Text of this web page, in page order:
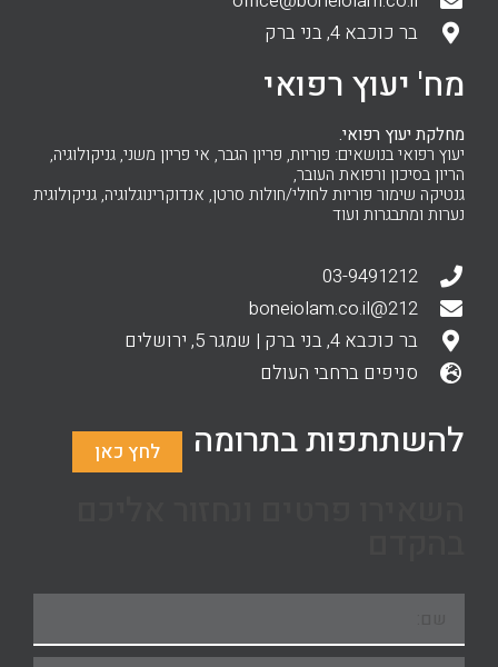
בר כוכבא 4, בני ברק
מח' יעוץ רפואי
מחלקת יעוץ רפואי.
יעוץ רפואי בנושאים: פוריות, פריון הגבר, אי פריון משני, גניקולוגיה,
הריון בסיכון ורפואת העובר,
גנטיקה שימור פוריות לחולי/חולות סרטן, אנדוקרינוגלוגיה, גניקולוגית
נערות ומתבגרות ועוד
03-9491212
212@boneiolam.co.il
בר כוכבא 4, בני ברק | שמגר 5, ירושלים
סניפים ברחבי העולם
להשתתפות בתרומה לחץ כאן